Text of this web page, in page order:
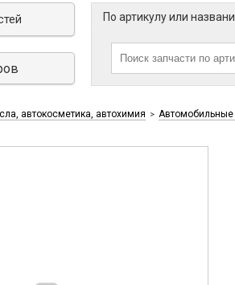
По артикулу или
автокосметика, автохимия >